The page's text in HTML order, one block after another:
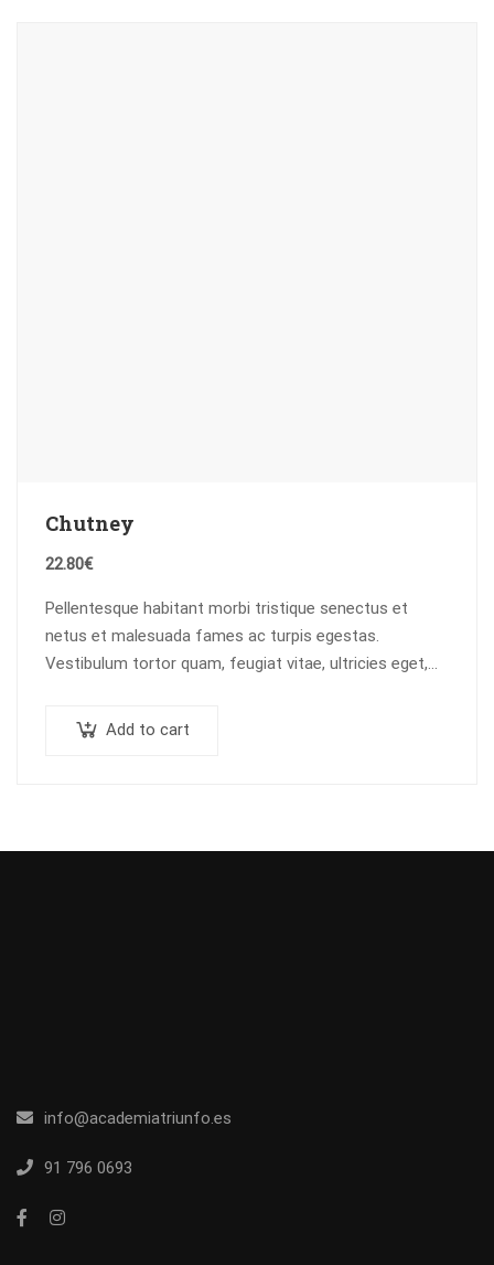
Chutney
22.80€
Pellentesque habitant morbi tristique senectus et
netus et malesuada fames ac turpis egestas.
Vestibulum tortor quam, feugiat vitae, ultricies eget,
Add to cart
info@academiatriunfo.es
91 796 0693